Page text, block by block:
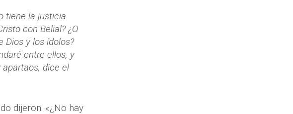
tiene la justicia
con Belial? ¿O
Dios y los ídolos?
entre ellos, y
apartaos, dice el
dijeron: «¿No hay